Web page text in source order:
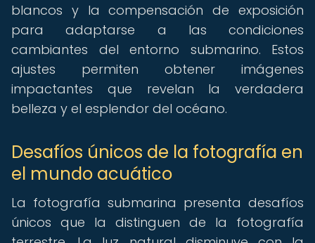
blancos y la compensación de exposición
para adaptarse a las condiciones
cambiantes del entorno submarino. Estos
ajustes permiten obtener imágenes
impactantes que revelan la verdadera
belleza y el esplendor del océano.
Desafíos únicos de la fotografía en
el mundo acuático
La fotografía submarina presenta desafíos
únicos que la distinguen de la fotografía